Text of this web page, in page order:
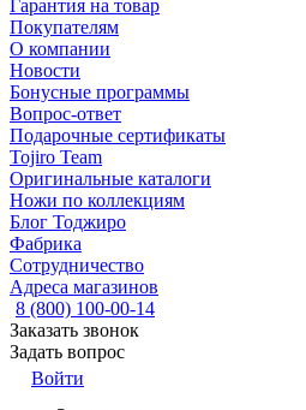
Гарантия на товар
Покупателям
О компании
Новости
Бонусные программы
Вопрос-ответ
Подарочные сертификаты
Tojiro Team
Оригинальные каталоги
Ножи по коллекциям
Блог Тоджиро
Фабрика
Сотрудничество
Адреса магазинов
8 (800) 100-00-14
Заказать звонок
Задать вопрос
Войти